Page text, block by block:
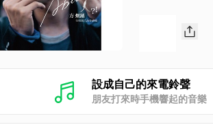
設成自己的來電鈴聲
朋友打來時手機響起的音樂